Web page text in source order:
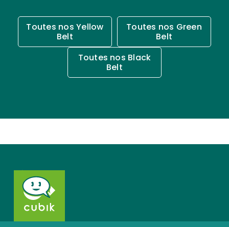
Toutes nos Yellow
Belt
Toutes nos Green
Belt
Toutes nos Black
Belt